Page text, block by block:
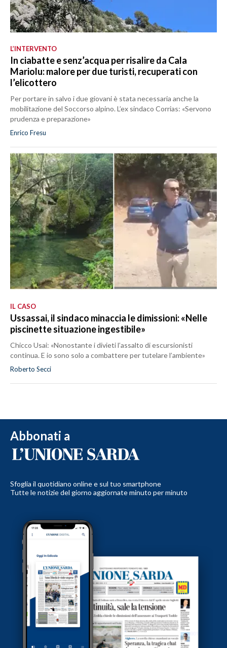
L’INTERVENTO
In ciabatte e senz’acqua per risalire da Cala
Mariolu: malore per due turisti, recuperati con
l’elicottero
Per portare in salvo i due giovani è stata necessaria anche la
mobilitazione del Soccorso alpino. L’ex sindaco Corrias: «Servono
prudenza e preparazione»
Enrico Fresu
IL CASO
Ussassai, il sindaco minaccia le dimissioni: «Nelle
piscinette situazione ingestibile»
Chicco Usai: «Nonostante i divieti l’assalto di escursionisti
continua. E io sono solo a combattere per tutelare l’ambiente»
Roberto Secci
Abbonati a
Sfoglia il quotidiano online e sul tuo smartphone
Tutte le notizie del giorno aggiornate minuto per minuto